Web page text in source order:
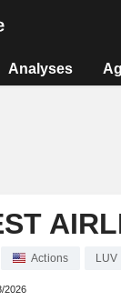
Analyses
Actions LUV
2026